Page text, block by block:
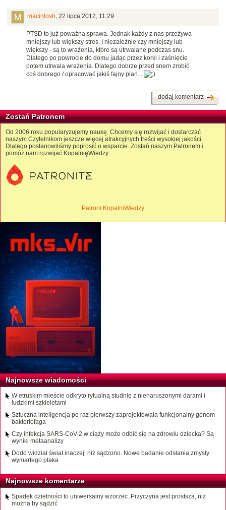
macintosh, 22 lipca 2012, 11:29
PTSD to już poważna sprawa. Jednak każdy z nas przeżywa
mniejszy lub większy stres. I niezależnie czy mniejszy lub
większy - są to wrażenia, które są utrwalane podczas snu.
Dlatego po powrocie do domu jadąc przez korki i zaśnięcie
potem utrwala wrażenia. Dlatego dobrze przed snem zrobić
coś dobrego / opracować jakiś fajny plan...
dodaj komentarz
Zostań Patronem
Od 2006 roku popularyzujemy naukę. Chcemy się rozwijać i dostarczać
naszym Czytelnikom jeszcze więcej atrakcyjnych treści wysokiej jakości.
Dlatego postanowiliśmy poprosić o wsparcie. Zostań naszym Patronem i
pomóż nam rozwijać KopalnięWiedzy.
Patroni KopalniWiedzy
Najnowsze wiadomości
W etruskim mieście odkryto rytualną studnię z nienaruszonymi darami i
ludzkimi szkieletami
Sztuczna inteligencja po raz pierwszy zaprojektowała funkcjonalny genom
bakteriofaga
Czy infekcja SARS-CoV-2 w ciąży może odbić się na zdrowiu dziecka? Są
wyniki metaanalizy
Dodo widział świat inaczej, niż sądzono. Nowe badanie odsłania zmysły
wymarłego ptaka
Najnowsze komentarze
Spadek dzietności to uniwersalny wzorzec. Przyczyna jest prostsza, niż
można by sądzić